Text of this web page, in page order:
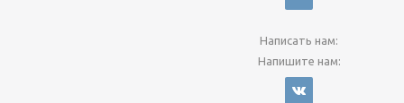
Написать нам:
Напишите нам: